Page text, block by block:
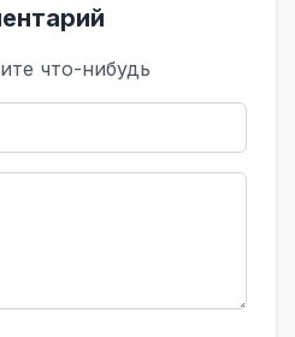
что-нибудь